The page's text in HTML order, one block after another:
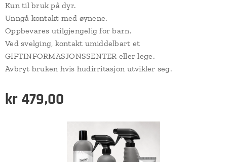
Kun til bruk på dyr.
Unngå kontakt med øynene.
Oppbevares utilgjengelig for barn.
Ved svelging, kontakt umiddelbart et
GIFTINFORMASJONSSENTER eller lege.
Avbryt bruken hvis hudirritasjon utvikler seg.
kr 479,00